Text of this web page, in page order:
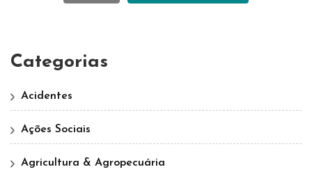
Categorias
Acidentes
Ações Sociais
Agricultura & Agropecuária